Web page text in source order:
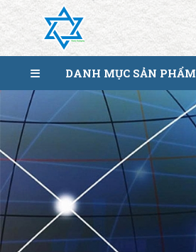
DANH MỤC SẢN PHẨM